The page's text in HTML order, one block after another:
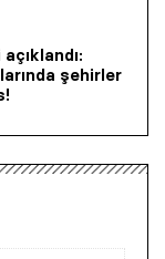
şehirler